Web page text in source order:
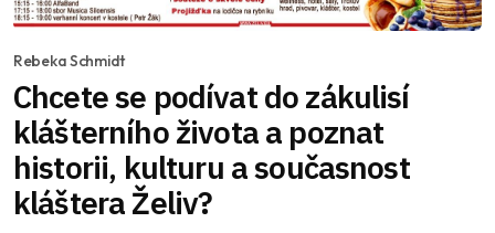
Rebeka Schmidt
Chcete se podívat do zákulisí
klášterního života a poznat
historii, kulturu a současnost
kláštera Želiv?